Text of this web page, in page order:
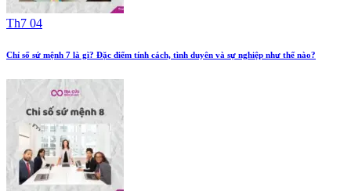
Th7 04
Chỉ số sứ mệnh 7 là gì? Đặc điểm tính cách, tình duyên và sự nghiệp như thế nào?